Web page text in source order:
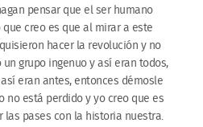
pensar que el ser humano
creo es que al mirar a este
hacer la revolución y no
grupo ingenuo y así eran todos,
eran antes, entonces démosle
no está perdido y yo creo que es
pases con la historia nuestra.